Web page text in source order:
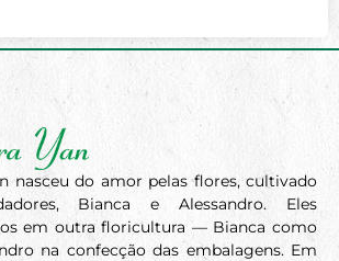
nasceu do amor pelas flores, cultivado
Bianca e Alessandro. Eles
em outra floricultura — Bianca como
na confecção das embalagens. Em